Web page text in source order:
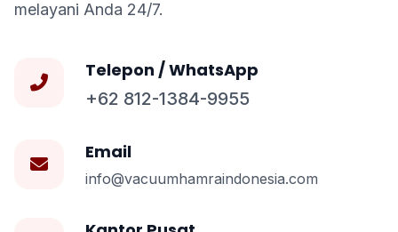
melayani Anda 24/7.
Telepon / WhatsApp
+62 812-1384-9955
Email
info@vacuumhamraindonesia.com